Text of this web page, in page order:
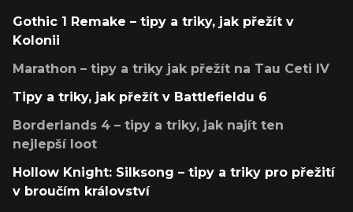
Gothic 1 Remake – tipy a triky, jak přežít v
Kolonii
Marathon – tipy a triky jak přežít na Tau Ceti IV
Tipy a triky, jak přežít v Battlefieldu 6
Borderlands 4 – tipy a triky, jak najít ten
nejlepší loot
Hollow Knight: Silksong – tipy a triky pro přežití
v broučím království